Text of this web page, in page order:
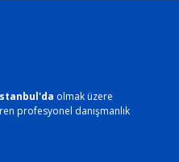
olmak üzere
profesyonel danışmanlık